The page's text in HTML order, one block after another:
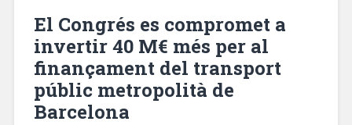
El Congrés es compromet a
invertir 40 M€ més per al
finançament del transport
públic metropolità de
Barcelona